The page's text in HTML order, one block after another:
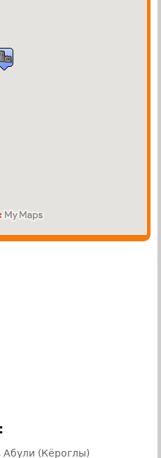
Абули (Кёроглы)